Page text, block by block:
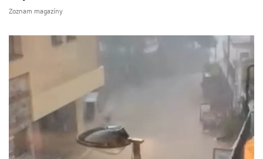
Zoznam magazíny